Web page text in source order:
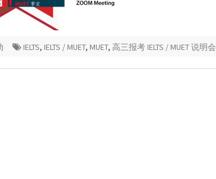
IELTS, IELTS / MUET, MUET, 高三报考 IELTS / MUET 说明会